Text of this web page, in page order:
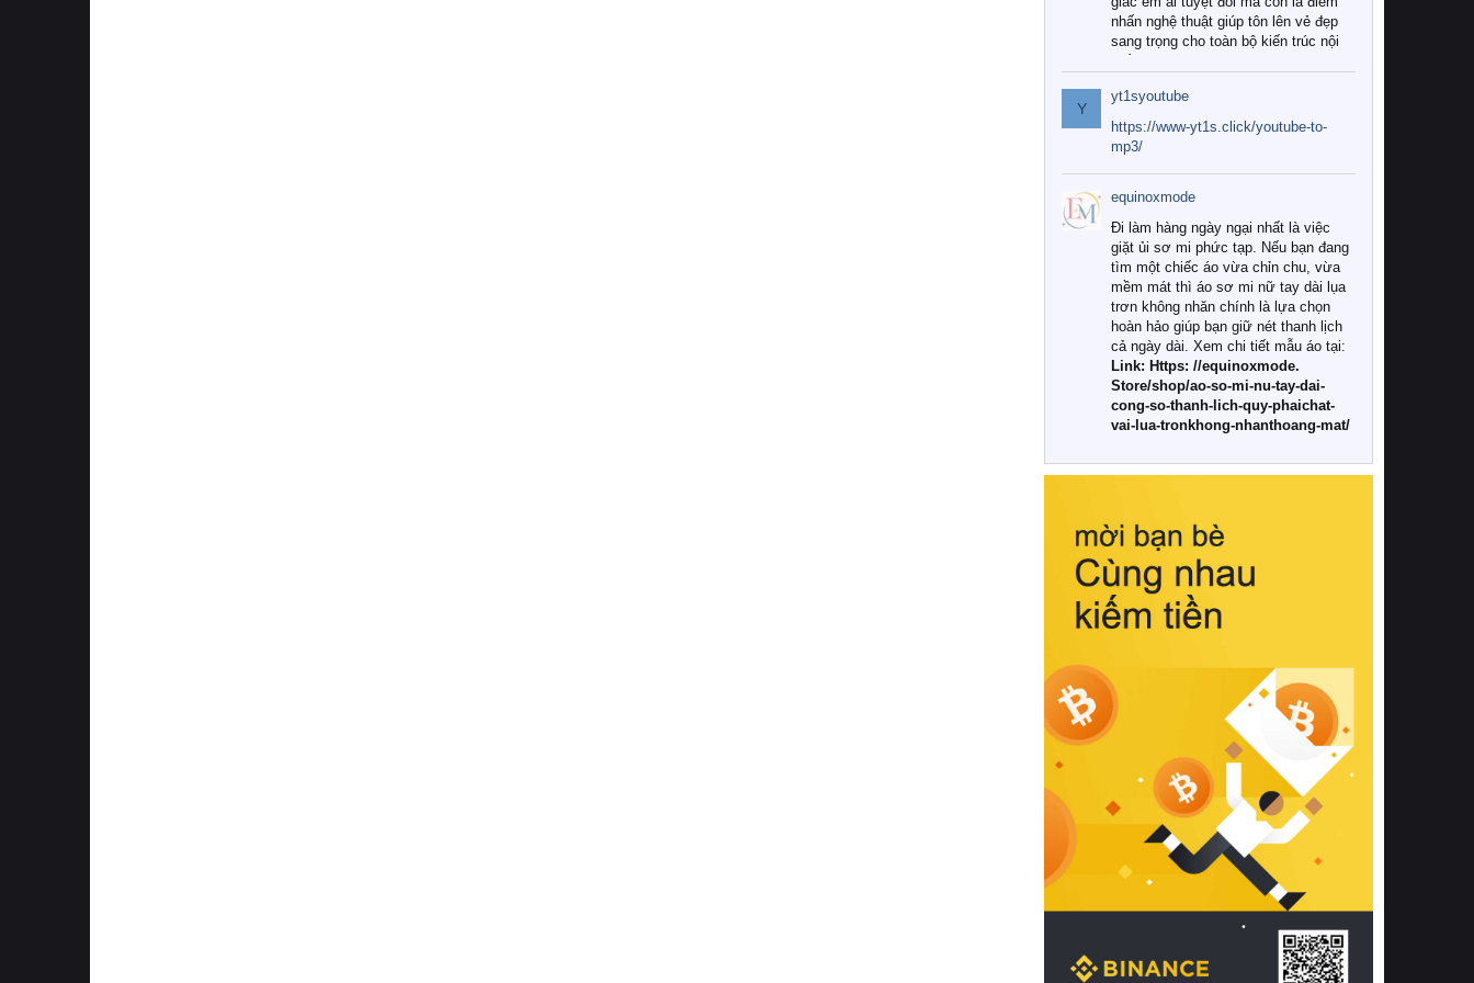
nhấn nghệ thuật giúp tôn lên vẻ đẹp
sang trọng cho toàn bộ kiến trúc nội
Tuy nhiên, giữa thị trường đa dạng
với vô vàn thương hiệu và mẫu mã
như hiện nay, làm thế nào để chọn
được những bộ chăn ga gối đệm cao
cấp thực sự chất lượng, phù hợp với
khí hậu và nhu cầu sử dụng của gia
đình? Hãy cùng chúng tôi đi tìm lời
giải đáp chi tiết qua bài viết dưới đây.
1. Tại sao các gia đình hiện đại lại ưa
chuộng chăn ga gối đệm cao cấp?
Khác với các dòng sản phẩm thông
thường, những bộ chăn ga gối đệm
cao cấp trải qua quy trình sản xuất
nghiêm ngặt từ khâu chọn lọc nguyên
liệu tự nhiên đến công nghệ dệt
nhuộm hiện đại không chứa hóa chất
này, bạn sẽ cảm nhận rõ rệt sự khác
hồi chuẩn xác của phần đệm nâng đỡ
cột sống.
Bên cạnh đó, việc lựa chọn các dòng
sản phẩm đạt chuẩn chất lượng quốc
tế còn giúp ngăn ngừa tình trạng kích
khuẩn và nấm mốc trong điều kiện
thời tiết nóng ẩm. Bạn có thể tìm hiểu
thêm các nghiên cứu khoa học về tác
động của giấc ngủ và môi trường
phòng ngủ đối với sức khỏe con
người tại Sleep Foundation (External
Link) để có cái nhìn toàn diện hơn.
2. Các tiêu chí vàng khi lựa chọn
chăn ga gối đệm cao cấp cho phòng
ngủ
Để sở hữu một bộ chăn ga gối đệm
cao cấp hoàn hảo cả về thẩm mỹ lẫn
công năng, người tiêu dùng cần cân
nhắc kỹ lưỡng các tiêu chí quan trọng
Y
yt1syoutube
https://www-yt1s.click/youtube-to-
mp3/
equinoxmode
Đi làm hàng ngày ngại nhất là việc
giặt ủi sơ mi phức tạp. Nếu bạn đang
tìm một chiếc áo vừa chỉn chu, vừa
mềm mát thì áo sơ mi nữ tay dài lụa
trơn không nhăn chính là lựa chọn
hoàn hảo giúp bạn giữ nét thanh lịch
cả ngày dài. Xem chi tiết mẫu áo tại:
Link: Https: //equinoxmode.
Store/shop/ao-so-mi-nu-tay-dai-
cong-so-thanh-lich-quy-phaichat-
vai-lua-tronkhong-nhanthoang-mat/